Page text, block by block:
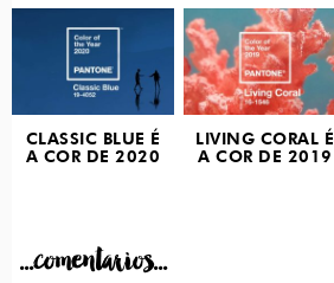
CLASSIC BLUE É
A COR DE 2020
LIVING CORAL É
A COR DE 2019
...comentarios...